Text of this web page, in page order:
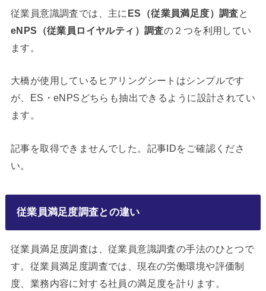
従業員意識調査では、主に ES（従業員満足度）調査と
eNPS（従業員ロイヤルティ）調査の２つを利用してい
ます。
大橋が使用しているヒアリングシートはシンプルです
が、ES・eNPSどちらも抽出できるように設計されてい
ます。
記事を取得できませんでした。記事IDをご確認くださ
い。
従業員満足度調査との違い
従業員満足度調査は、従業員意識調査の手法のひとつで
す。従業員満足度調査では、現在の労働環境や評価制
度、業務内容に対する社員の満足度を計ります。